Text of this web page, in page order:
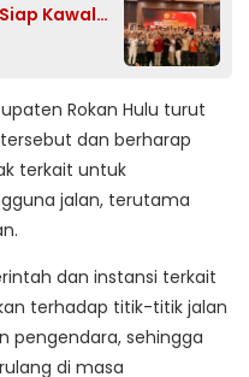
Kawal
Hukum
Rokan Hulu turut
dan berharap
terkait untuk
jalan, terutama
dan instansi terkait
terhadap titik-titik jalan
pengendara, sehingga
di masa